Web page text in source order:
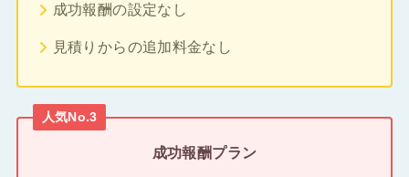
成功報酬の設定なし
見積りからの追加料金なし
人気No.3
成功報酬プラン